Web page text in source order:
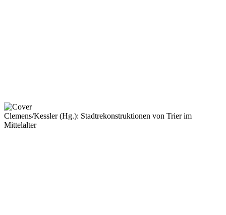
Clemens/Kessler (Hg.): Stadtrekonstruktionen von Trier im
Mittelalter